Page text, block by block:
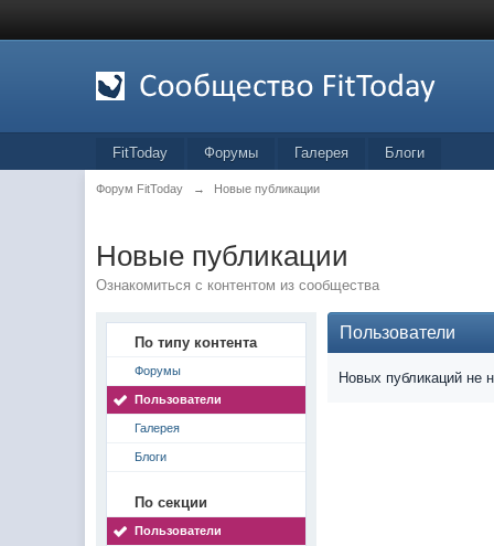
FitToday Форумы Галерея Блоги
Форум FitToday → Новые публикации
Новые публикации
Ознакомиться с контентом из сообщества
По типу контента
Форумы
Пользователи
Галерея
Блоги
По секции
Пользователи
Пользователи
Новых публикаций не